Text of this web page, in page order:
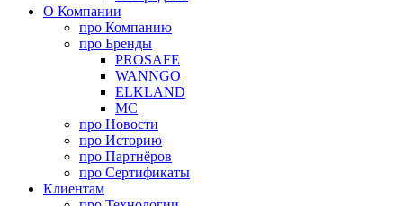
О Компании
про Компанию
про Бренды
PROSAFE
WANNGO
ELKLAND
MC
про Новости
про Историю
про Партнёров
про Сертификаты
Клиентам